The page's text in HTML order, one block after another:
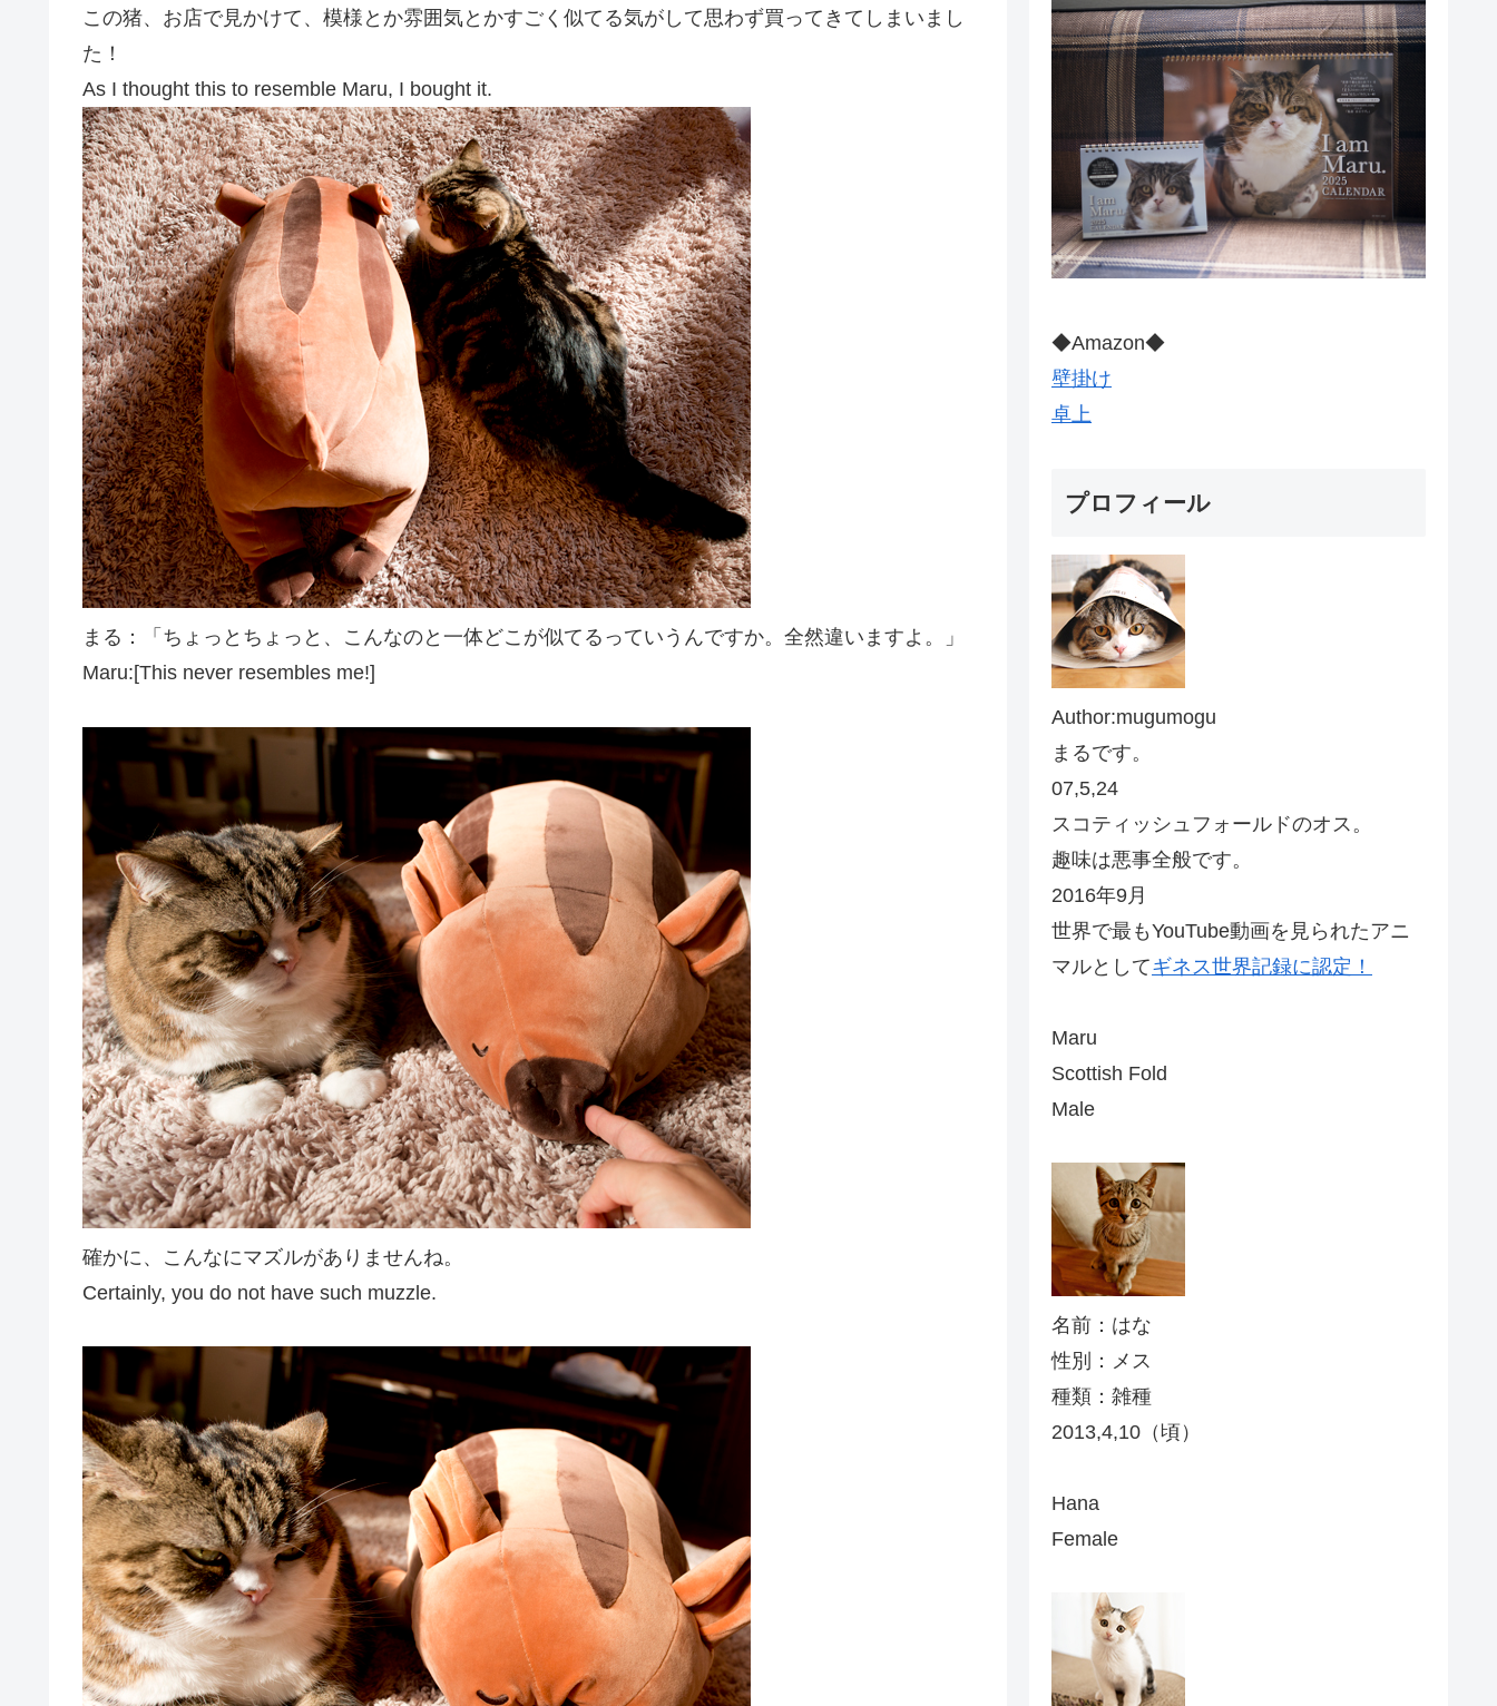
この猪、お店で見かけて、模様とか雰囲気とかすごく似てる気がして思わず買ってきてしまいまし
た！
As I thought this to resemble Maru, I bought it.
まる：「ちょっとちょっと、こんなのと一体どこが似てるっていうんですか。全然違いますよ。」
Maru:[This never resembles me!]
確かに、こんなにマズルがありませんね。
Certainly, you do not have such muzzle.
◆Amazon◆
壁掛け
卓上
プロフィール
Author:mugumogu
まるです。
07,5,24
スコティッシュフォールドのオス。
趣味は悪事全般です。
2016年9月
世界で最もYouTube動画を見られたアニ
マルとしてギネス世界記録に認定！
Maru
Scottish Fold
Male
名前：はな
性別：メス
種類：雑種
2013,4,10（頃）
Hana
Female